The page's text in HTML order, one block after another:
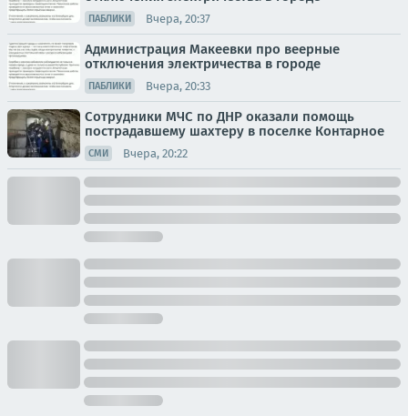
ПАБЛИКИ Вчера, 20:37
Администрация Макеевки про веерные
отключения электричества в городе
ПАБЛИКИ Вчера, 20:33
Сотрудники МЧС по ДНР оказали помощь
пострадавшему шахтеру в поселке Контарное
СМИ Вчера, 20:22